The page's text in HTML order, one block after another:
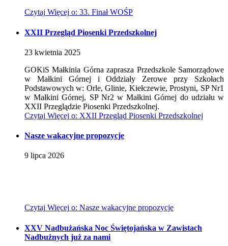
Czytaj Więcej o: 33. Finał WOŚP
XXII Przegląd Piosenki Przedszkolnej
23 kwietnia 2025
GOKiS Małkinia Górna zaprasza Przedszkole Samorządowe
w Małkini Górnej i Oddziały Zerowe przy Szkołach
Podstawowych w: Orle, Glinie, Kiełczewie, Prostyni, SP Nr1
w Małkini Górnej, SP Nr2 w Małkini Górnej do udziału w
XXII Przeglądzie Piosenki Przedszkolnej.
Czytaj Więcej o: XXII Przegląd Piosenki Przedszkolnej
Nasze wakacyjne propozycje
9 lipca 2026
Czytaj Więcej o: Nasze wakacyjne propozycje
XXV Nadbużańska Noc Świętojańska w Zawistach
Nadbużnych już za nami